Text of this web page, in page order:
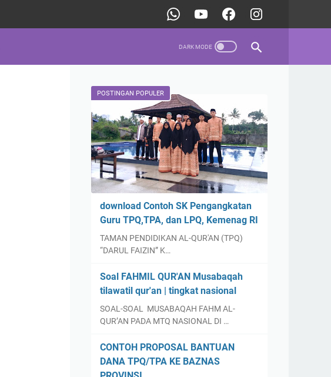
POSTINGAN POPULER
download Contoh SK Pengangkatan
Guru TPQ,TPA, dan LPQ, Kemenag RI
TAMAN PENDIDIKAN AL-QUR'AN (TPQ)
“DARUL FAIZIN” K…
Soal FAHMIL QUR'AN Musabaqah
tilawatil qur'an | tingkat nasional
SOAL-SOAL MUSABAQAH FAHM AL-
QUR’AN PADA MTQ NASIONAL DI …
CONTOH PROPOSAL BANTUAN
DANA TPQ/TPA KE BAZNAS